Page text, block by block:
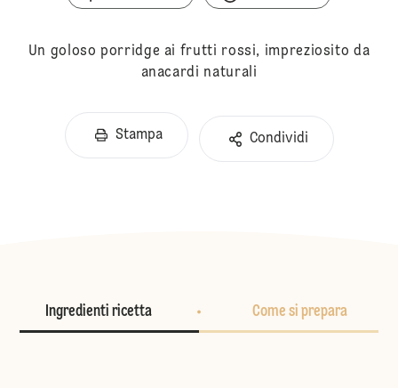
Un goloso porridge ai frutti rossi, impreziosito da
anacardi naturali
Stampa Condividi
Ingredienti ricetta Come si prepara